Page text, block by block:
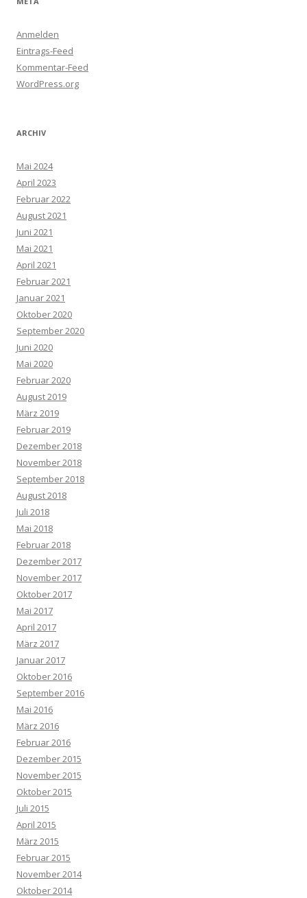
Anmelden
Eintrags-Feed
Kommentar-Feed
WordPress.org
ARCHIV
Mai 2024
April 2023
Februar 2022
August 2021
Juni 2021
Mai 2021
April 2021
Februar 2021
Januar 2021
Oktober 2020
September 2020
Juni 2020
Mai 2020
Februar 2020
August 2019
März 2019
Februar 2019
Dezember 2018
November 2018
September 2018
August 2018
Juli 2018
Mai 2018
Februar 2018
Dezember 2017
November 2017
Oktober 2017
Mai 2017
April 2017
März 2017
Januar 2017
Oktober 2016
September 2016
Mai 2016
März 2016
Februar 2016
Dezember 2015
November 2015
Oktober 2015
Juli 2015
April 2015
März 2015
Februar 2015
November 2014
Oktober 2014